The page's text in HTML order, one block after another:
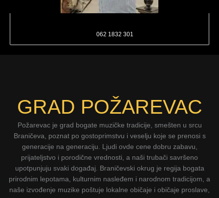
062 1832 301
GRAD POŽAREVAC
Požarevac je grad bogate muzičke tradicije, smešten u srcu
Braničeva, poznat po gostoprimstvu i veselju koje se prenosi s
generacije na generaciju. Ljudi ovde cene dobru zabavu,
prijateljstvo i porodične vrednosti, a naši trubači savršeno
upotpunjuju svaki događaj. Braničevski okrug je regija bogata
prirodnim lepotama, kulturnim nasleđem i narodnom tradicijom, a
naše izvođenje muzike poštuje lokalne običaje i običaje proslave,